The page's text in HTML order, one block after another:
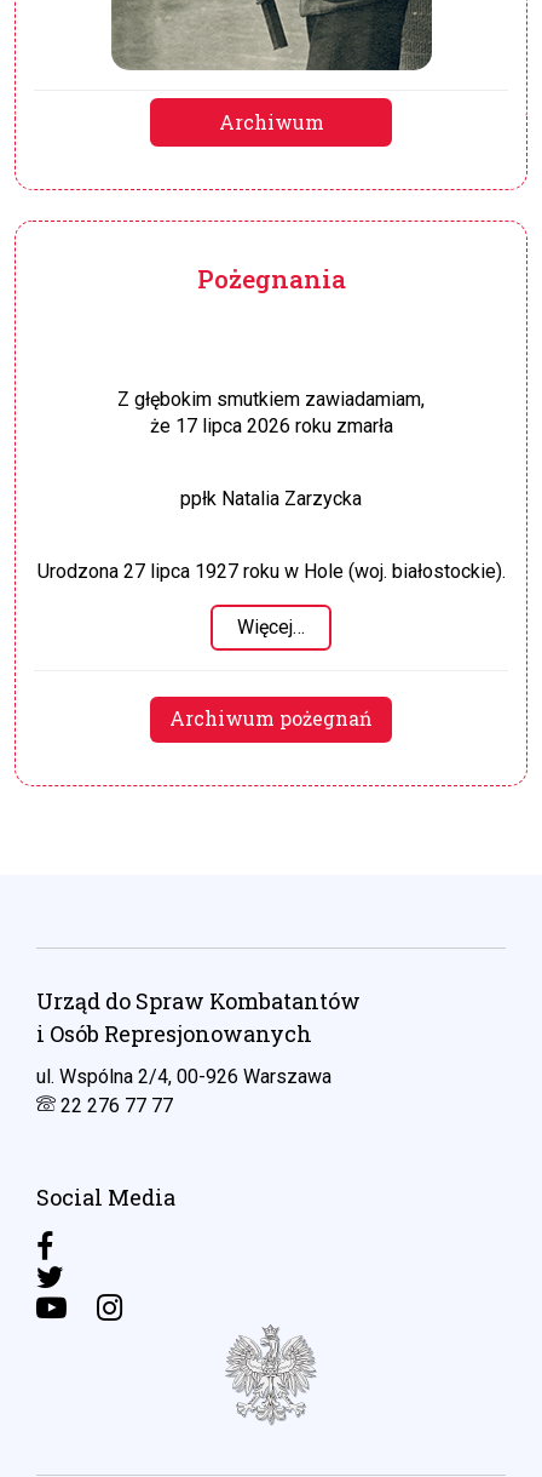
Archiwum
Pożegnania
Z głębokim smutkiem zawiadamiam,
że 17 lipca 2026 roku zmarła
ppłk Natalia Zarzycka
Urodzona 27 lipca 1927 roku w Hole (woj. białostockie).
Więcej…
Archiwum pożegnań
Urząd do Spraw Kombatantów
i Osób Represjonowanych
ul. Wspólna 2/4, 00-926 Warszawa
22 276 77 77
Social Media